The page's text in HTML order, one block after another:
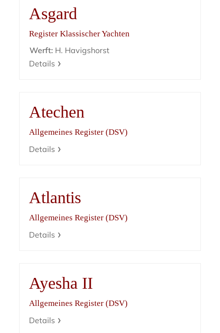
Asgard
Register Klassischer Yachten
Werft: H. Havigshorst
Details
Atechen
Allgemeines Register (DSV)
Details
Atlantis
Allgemeines Register (DSV)
Details
Ayesha II
Allgemeines Register (DSV)
Details